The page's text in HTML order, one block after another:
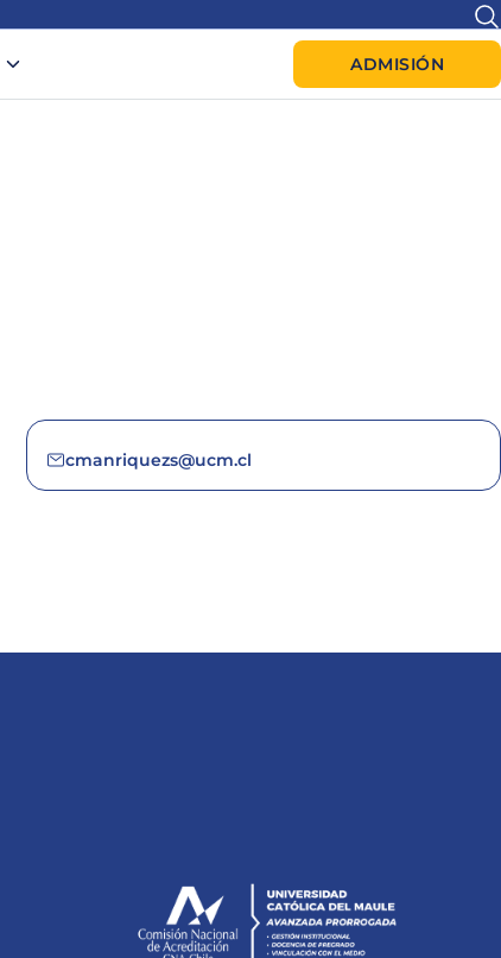
ADMISIÓN
cmanriquezs@ucm.cl